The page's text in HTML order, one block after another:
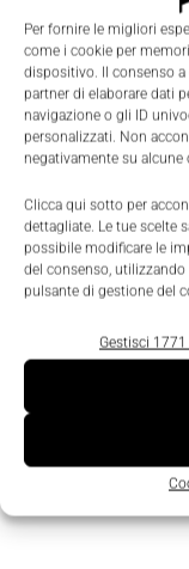
Per fornire le migliori
come i cookie per
dispositivo. Il consenso
partner di elaborare dati
navigazione o gli ID
personalizzati. Non
negativamente su
Clicca qui sotto per
dettagliate. Le tue scelte
possibile modificare le
del consenso,
pulsante di gestione del
Gestisci
di ideazione e
all’industria.
La tecnologia da
la capacità di
Generale di
perché abbiamo
efficientamento